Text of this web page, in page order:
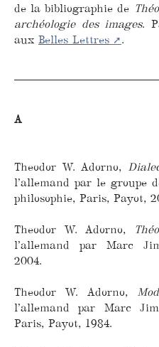
de la bibliographie de
archéologie des images.
aux Belles Lettres .
A
Theodor W. Adorno,
l’allemand par le groupe
philosophie, Paris, Payot,
Theodor W. Adorno,
l’allemand par Marc
2004.
Theodor W. Adorno,
l’allemand par Marc
Paris, Payot, 1984.